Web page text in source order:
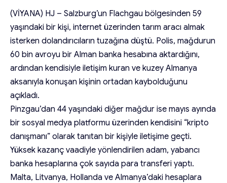
(VİYANA) HJ – Salzburg’un Flachgau bölgesinden 59
yaşındaki bir kişi, internet üzerinden tarım aracı almak
isterken dolandırıcıların tuzağına düştü. Polis, mağdurun
60 bin avroyu bir Alman banka hesabına aktardığını,
ardından kendisiyle iletişim kuran ve kuzey Almanya
aksanıyla konuşan kişinin ortadan kaybolduğunu
açıkladı.
Pinzgau’dan 44 yaşındaki diğer mağdur ise mayıs ayında
bir sosyal medya platformu üzerinden kendisini “kripto
danışmanı” olarak tanıtan bir kişiyle iletişime geçti.
Yüksek kazanç vaadiyle yönlendirilen adam, yabancı
banka hesaplarına çok sayıda para transferi yaptı.
Malta, Litvanya, Hollanda ve Almanya’daki hesaplara